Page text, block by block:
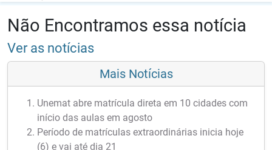
Não Encontramos essa notícia
Ver as notícias
Mais Notícias
Unemat abre matrícula direta em 10 cidades com
início das aulas em agosto
Período de matrículas extraordinárias inicia hoje
(6) e vai até dia 21